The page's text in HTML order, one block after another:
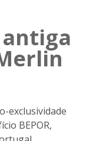
exclusividade
BEPOR,